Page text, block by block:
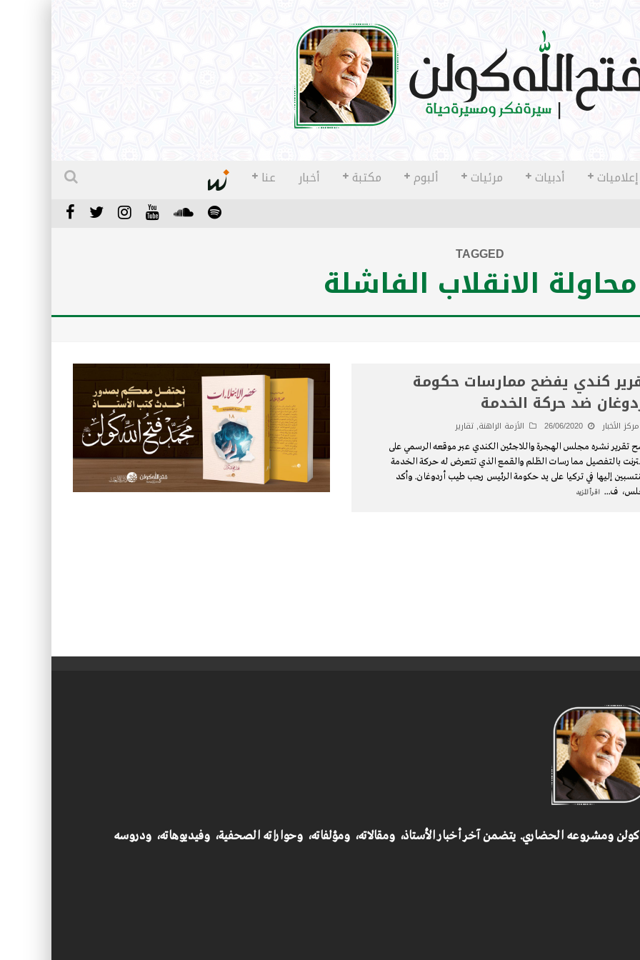
إعلاميات أدبيات مرئيات ألبوم مكتبة أخبار عنا
TAGGED
محاولة الانقلاب الفاشلة
كندي يفضح ممارسات حكومة
ضد حركة الخدمة
مركز الأخبار 26/06/2020 الأزمة الراهنة,تقارير
تقرير نشره مجلس الهجرة واللاجئين الكندي عبر موقعه الرسمي على
بالتفصيل ممارسات الظلم والقمع الذي تتعرض له حركة الخدمة
إليها في تركيا على يد حكومة الرئيس رجب طيب أردوغان. وأكد
ف... اقرأ المزيد
كولن ومشروعه الحضاري. يتضمن آخر أخبار الأستاذ، ومقالاته، ومؤلفاته، وحواراته الصحفية، وفيديوهاته، ودروسه